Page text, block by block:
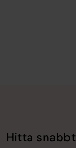
Hitta snabbt